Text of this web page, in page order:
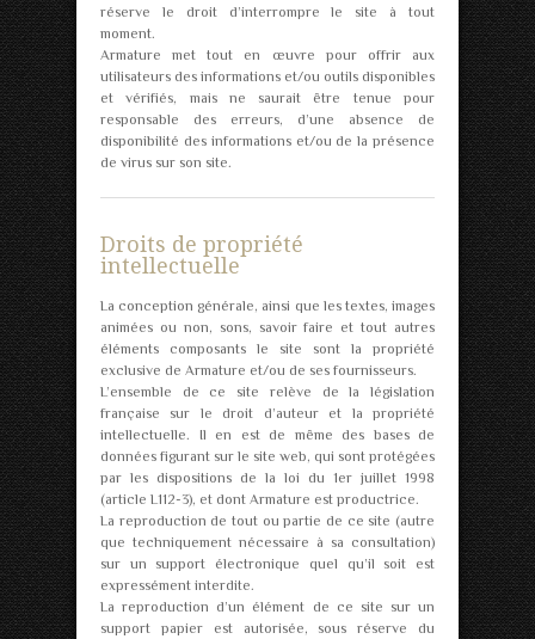
réserve le droit d’interrompre le site à tout
moment.
Armature met tout en œuvre pour offrir aux
utilisateurs des informations et/ou outils disponibles
et vérifiés, mais ne saurait être tenue pour
responsable des erreurs, d’une absence de
disponibilité des informations et/ou de la présence
de virus sur son site.
Droits de propriété
intellectuelle
La conception générale, ainsi que les textes, images
animées ou non, sons, savoir faire et tout autres
éléments composants le site sont la propriété
exclusive de Armature et/ou de ses fournisseurs.
L’ensemble de ce site relève de la législation
française sur le droit d’auteur et la propriété
intellectuelle. Il en est de même des bases de
données figurant sur le site web, qui sont protégées
par les dispositions de la loi du 1er juillet 1998
(article L112-3), et dont Armature est productrice.
La reproduction de tout ou partie de ce site (autre
que techniquement nécessaire à sa consultation)
sur un support électronique quel qu’il soit est
expressément interdite.
La reproduction d’un élément de ce site sur un
support papier est autorisée, sous réserve du